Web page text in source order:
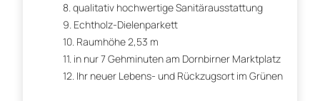
qualitativ hochwertige Sanitärausstattung
Echtholz-Dielenparkett
Raumhöhe 2,53 m
in nur 7 Gehminuten am Dornbirner Marktplatz
Ihr neuer Lebens- und Rückzugsort im Grünen